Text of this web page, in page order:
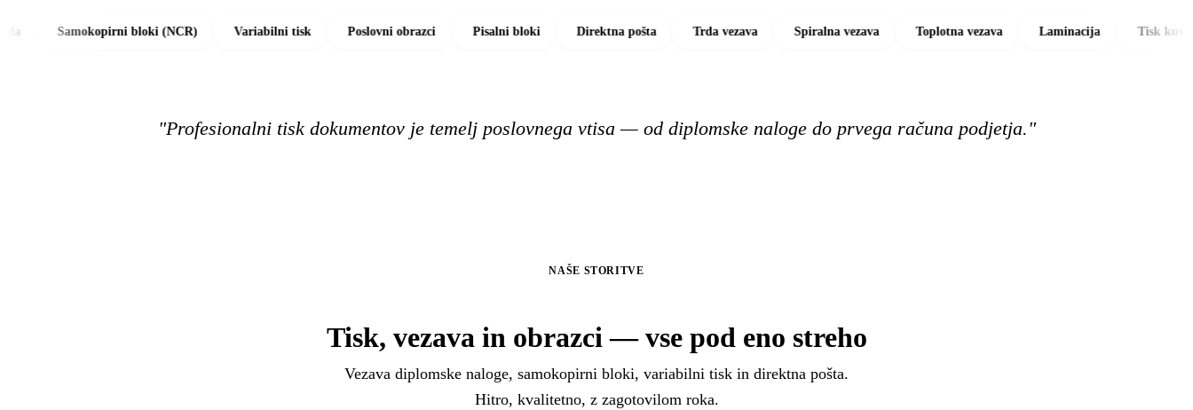
Samokopirni bloki (NCR) Variabilni tisk Poslovni obrazci Pisalni bloki Direktna pošta Trda vezava Spiralna vezava Toplotna vezava Laminacija Tisk kuvert
"Profesionalni tisk dokumentov je temelj poslovnega vtisa — od diplomske naloge do prvega računa podjetja."
NAŠE STORITVE
Tisk, vezava in obrazci — vse pod eno streho
Vezava diplomske naloge, samokopirni bloki, variabilni tisk in direktna pošta.
Hitro, kvalitetno, z zagotovilom roka.